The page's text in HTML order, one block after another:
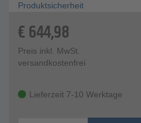
Produktsicherheit
€644,98
Preis inkl. MwSt.
versandkostenfrei
Lieferzeit 7-10 Werktage